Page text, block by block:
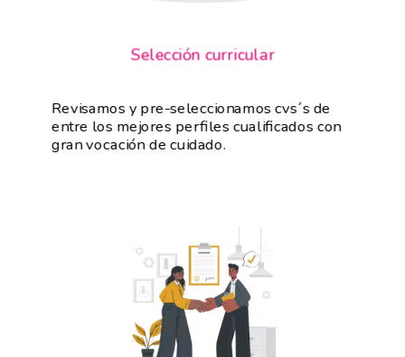
Selección curricular
Revisamos y pre-seleccionamos cvs´s de
entre los mejores perfiles cualificados con
gran vocación de cuidado.